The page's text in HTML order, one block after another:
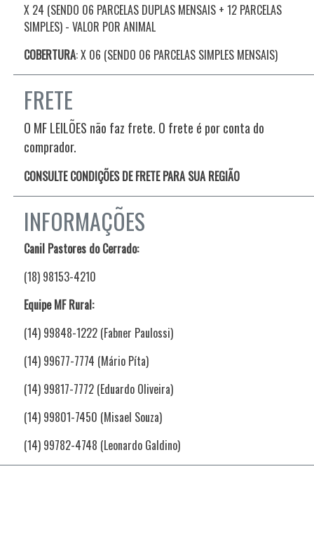
X 24 (SENDO 06 PARCELAS DUPLAS MENSAIS + 12 PARCELAS
SIMPLES) - VALOR POR ANIMAL
COBERTURA: X 06 (SENDO 06 PARCELAS SIMPLES MENSAIS)
FRETE
O MF LEILÕES não faz frete. O frete é por conta do
comprador.
CONSULTE CONDIÇÕES DE FRETE PARA SUA REGIÃO
INFORMAÇÕES
Canil Pastores do Cerrado:
(18) 98153-4210
Equipe MF Rural:
(14) 99848-1222 (Fabner Paulossi)
(14) 99677-7774 (Mário Píta)
(14) 99817-7772 (Eduardo Oliveira)
(14) 99801-7450 (Misael Souza)
(14) 99782-4748 (Leonardo Galdino)